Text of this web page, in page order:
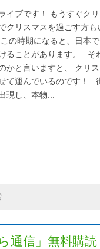
イブです！ もうすぐク
クリスマスを過ごす方も
の時期になると、日本
ることがあります。 そ
かと言いますと、 クリ
て運んでいるのです！
現し、本物...
通信」無料購読